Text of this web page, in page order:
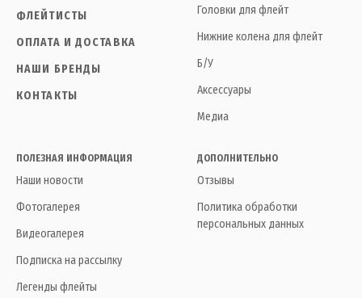
ФЛЕЙТИСТЫ
ОПЛАТА И ДОСТАВКА
НАШИ БРЕНДЫ
КОНТАКТЫ
Головки для флейт
Нижние колена для флейт
Б/У
Аксессуары
Медиа
ПОЛЕЗНАЯ ИНФОРМАЦИЯ
Наши новости
Фотогалерея
Видеогалерея
Подписка на рассылку
Легенды флейты
ДОПОЛНИТЕЛЬНО
Отзывы
Политика обработки
персональных данных